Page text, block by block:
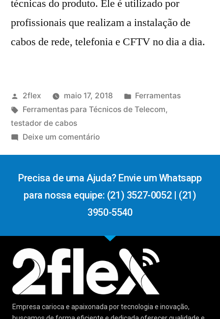
técnicas do produto. Ele é utilizado por
profissionais que realizam a instalação de
cabos de rede, telefonia e CFTV no dia a dia.
2flex maio 17, 2018
Ferramentas
Ferramentas para Técnicos de Telecom,
testador de cabos
Deixe um comentário
Precisa de uma Ajuda? Envie um Whatsapp
para nossa equipe: (21) 3527-0052 | (21)
3950-5540
Empresa carioca e apaixonada por tecnologia e inovação,